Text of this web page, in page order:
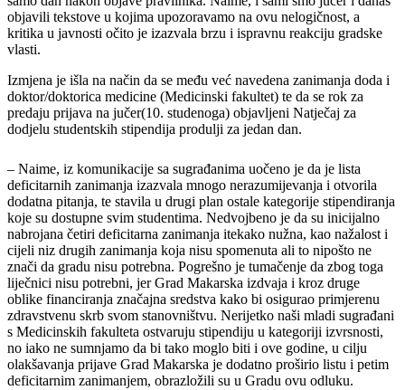
objavili tekstove u kojima upozoravamo na ovu nelogičnost, a
kritika u javnosti očito je izazvala brzu i ispravnu reakciju gradske
vlasti.
Izmjena je išla na način da se među već navedena zanimanja doda i
doktor/doktorica medicine (Medicinski fakultet) te da se rok za
predaju prijava na jučer(10. studenoga) objavljeni Natječaj za
dodjelu studentskih stipendija produlji za jedan dan.
– Naime, iz komunikacije sa sugrađanima uočeno je da je lista
deficitarnih zanimanja izazvala mnogo nerazumijevanja i otvorila
dodatna pitanja, te stavila u drugi plan ostale kategorije stipendiranja
koje su dostupne svim studentima. Nedvojbeno je da su inicijalno
nabrojana četiri deficitarna zanimanja itekako nužna, kao nažalost i
cijeli niz drugih zanimanja koja nisu spomenuta ali to nipošto ne
znači da gradu nisu potrebna. Pogrešno je tumačenje da zbog toga
liječnici nisu potrebni, jer Grad Makarska izdvaja i kroz druge
oblike financiranja značajna sredstva kako bi osigurao primjerenu
zdravstvenu skrb svom stanovništvu. Nerijetko naši mladi sugrađani
s Medicinskih fakulteta ostvaruju stipendiju u kategoriji izvrsnosti,
no iako ne sumnjamo da bi tako moglo biti i ove godine, u cilju
olakšavanja prijave Grad Makarska je dodatno proširio listu i petim
deficitarnim zanimanjem, obrazložili su u Gradu ovu odluku.